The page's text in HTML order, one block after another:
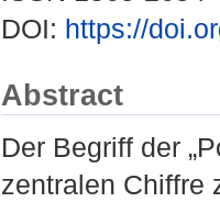
DOI: https://
Abstract
Der Begriff der
zentralen Chiffre